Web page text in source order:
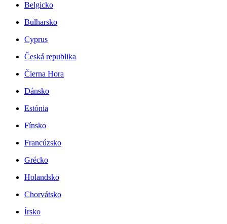
Belgicko
Bulharsko
Cyprus
Česká republika
Čierna Hora
Dánsko
Estónia
Fínsko
Francúzsko
Grécko
Holandsko
Chorvátsko
Írsko